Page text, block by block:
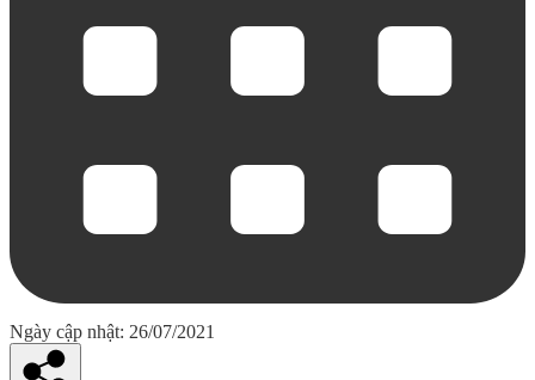
Ngày cập nhật: 26/07/2021